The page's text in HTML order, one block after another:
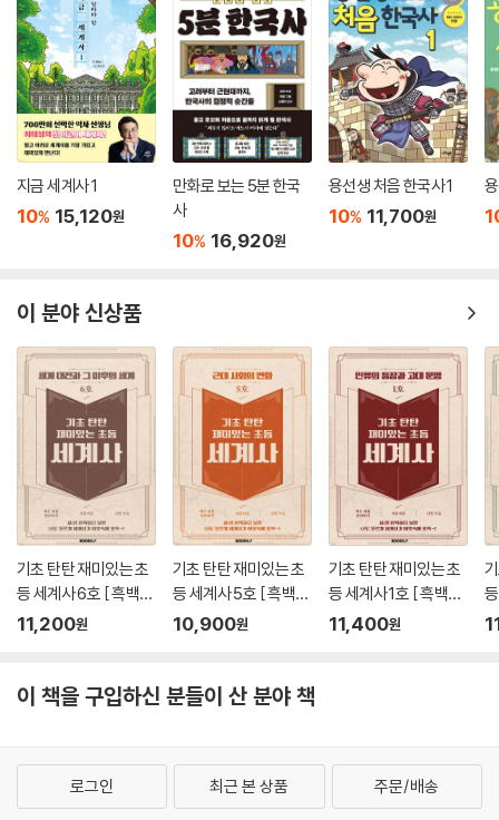
역사책 속 왕건, 현실 속 왕권 164
· 꿈에서도 왕관이 보인 왕건
부록
사진으로 보는 우리 역사 170
우리나라 역대 왕조의 계보 172
교과서 인물 찾아보기 176
지금 세계사 1
10% 15,120원
만화로 보는 5분 한국
사
10% 16,920원
용선생 처음 한국사 1
10% 11,700원
이 분야 신상품
기초 탄탄 재미있는 초
등 세계사 6호 [ 흑백판
]
11,200원
기초 탄탄 재미있는 초
등 세계사 5호 [ 흑백판
]
10,900원
기초 탄탄 재미있는 초
등 세계사 1호 [ 흑백판
]
11,400원
]
이 책을 구입하신 분들이 산 분야 책
로그인 최근 본 상품 주문/배송